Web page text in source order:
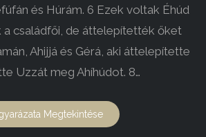
és Húrám. 6 Ezek voltak Éhúd
a családfői, de áttelepítették őket
Ahijjá és Gérá, aki áttelepítette
Uzzát meg Ahíhúdot. 8…
Megtekintése